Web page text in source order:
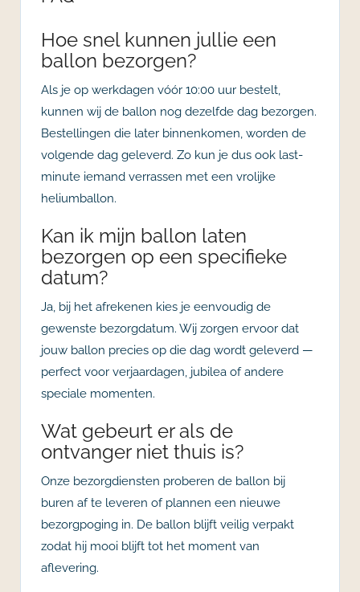
Hoe snel kunnen jullie een
ballon bezorgen?
Als je op werkdagen vóór 10:00 uur bestelt,
kunnen wij de ballon nog dezelfde dag bezorgen.
Bestellingen die later binnenkomen, worden de
volgende dag geleverd. Zo kun je dus ook last-
minute iemand verrassen met een vrolijke
heliumballon.
Kan ik mijn ballon laten
bezorgen op een specifieke
datum?
Ja, bij het afrekenen kies je eenvoudig de
gewenste bezorgdatum. Wij zorgen ervoor dat
jouw ballon precies op die dag wordt geleverd —
perfect voor verjaardagen, jubilea of andere
speciale momenten.
Wat gebeurt er als de
ontvanger niet thuis is?
Onze bezorgdiensten proberen de ballon bij
buren af te leveren of plannen een nieuwe
bezorgpoging in. De ballon blijft veilig verpakt
zodat hij mooi blijft tot het moment van
aflevering.